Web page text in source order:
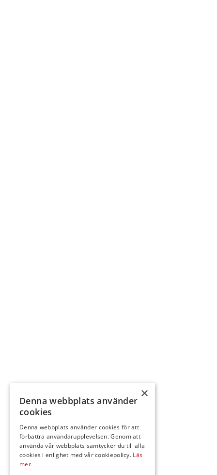
×
Denna webbplats använder
cookies
Denna webbplats använder cookies för att
förbättra användarupplevelsen. Genom att
använda vår webbplats samtycker du till alla
cookies i enlighet med vår cookiepolicy. Läs
mer